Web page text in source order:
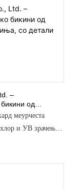
на кожата.
нуди одлична
и својства за
блокови во
им на
предности.
–
од
со детали од
меурчеста
и УВ зрачење,